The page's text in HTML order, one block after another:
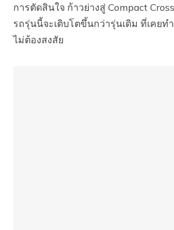
การตัดสินใจ ก้าวย่างสู่ Compact
รถรุ่นนี้จะเติบโตขึ้นกว่ารุ่นเดิม ที่เคยท
ไม่ต้องสงสัย